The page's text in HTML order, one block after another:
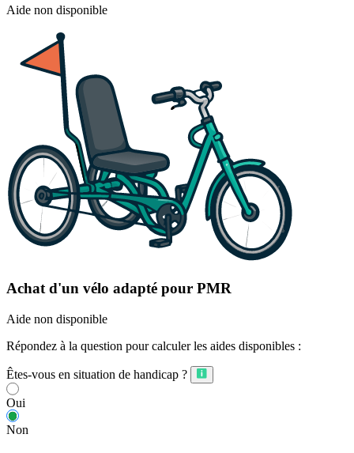
Aide non disponible
Achat d'un vélo adapté pour PMR
Aide non disponible
Répondez à la question pour calculer les aides disponibles :
Êtes-vous en situation de handicap ?
Oui
Non